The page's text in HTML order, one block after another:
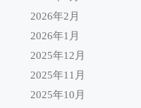
2026年2月
2026年1月
2025年12月
2025年11月
2025年10月